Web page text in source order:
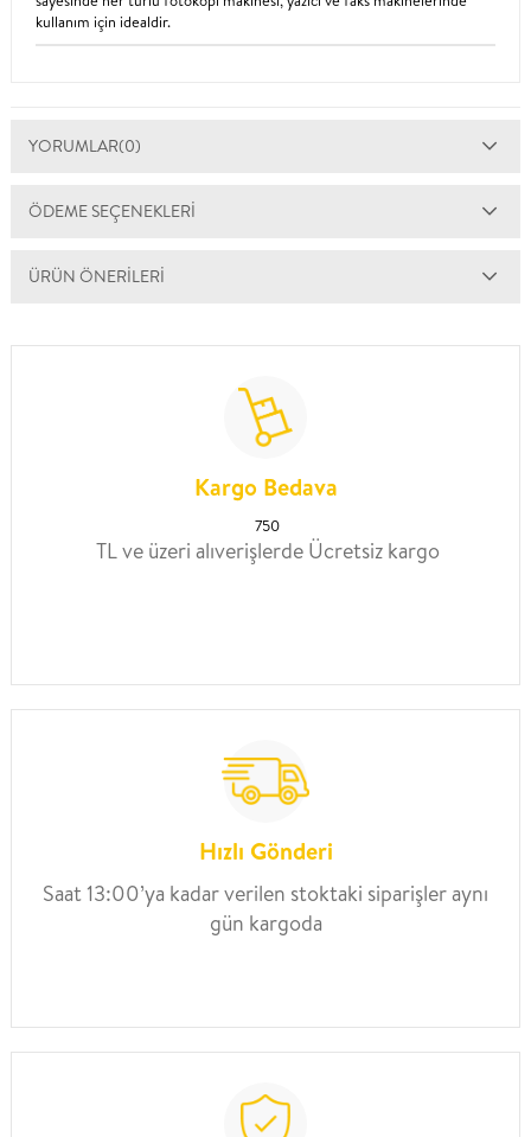
kullanım için idealdir.
YORUMLAR(0)
ÖDEME SEÇENEKLERI
ÜRÜN ÖNERILERI
Kargo Bedava
750
TL ve üzeri alıverişlerde Ücretsiz kargo
Hızlı Gönderi
Saat 13:00’ya kadar verilen stoktaki siparişler aynı
gün kargoda